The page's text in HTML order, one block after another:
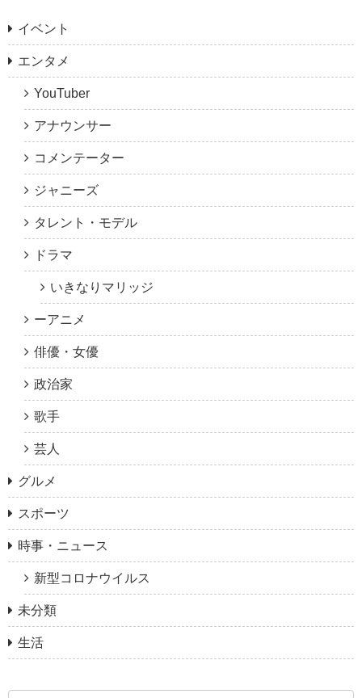
イベント
エンタメ
YouTuber
アナウンサー
コメンテーター
ジャニーズ
タレント・モデル
ドラマ
いきなりマリッジ
ーアニメ
俳優・女優
政治家
歌手
芸人
グルメ
スポーツ
時事・ニュース
新型コロナウイルス
未分類
生活